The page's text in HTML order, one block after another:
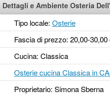
Dettagli e Ambiente Osteria
Tipo locale: Osterie
Fascia di prezzo: 20,00-
Cucina: Classica
Osterie cucina Classica in
Proprietario: Simona Sberna